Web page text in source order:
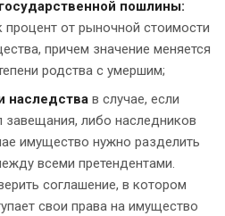
пошлины:
процент от рыночной стоимости
причем значение меняется
родства с умершим;
наследства в случае, если
завещания, либо наследников
имущество нужно разделить
всеми претендентами.
соглашение, в котором
свои права на имущество